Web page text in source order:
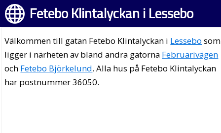
Fetebo Klintalyckan i Lessebo
Välkommen till gatan Fetebo Klintalyckan i Lessebo som
ligger i närheten av bland andra gatorna Februarivägen
och Fetebo Björkelund. Alla hus på Fetebo Klintalyckan
har postnummer 36050.